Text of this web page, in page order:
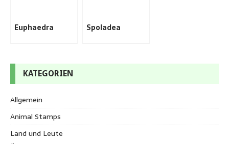
Euphaedra Spoladea
KATEGORIEN
Allgemein
Animal Stamps
Land und Leute